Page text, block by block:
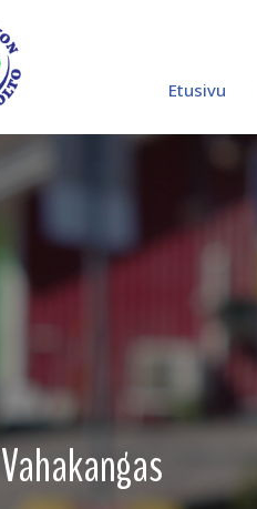
Etusivu
Vahakangas